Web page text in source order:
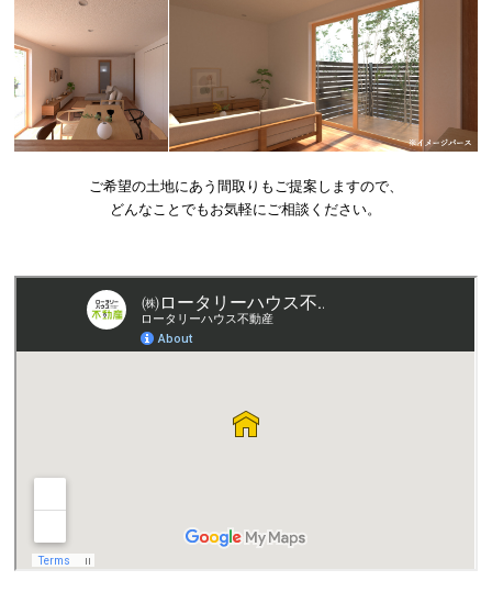
ご希望の土地にあう間取りもご提案しますので、
どんなことでもお気軽にご相談ください。